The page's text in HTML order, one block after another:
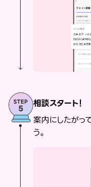
相談スタート！
案内にしたがっ
う。